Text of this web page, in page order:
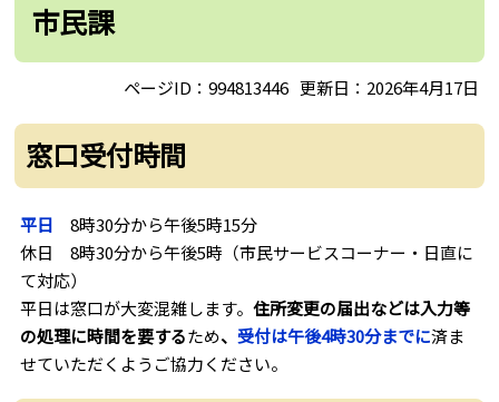
で
市民課
ページID：994813446 更新日：2026年4月17日
窓口受付時間
平日 8時30分から午後5時15分
休日 8時30分から午後5時（市民サービスコーナー・日直に
て対応）
平日は窓口が大変混雑します。住所変更の届出などは入力等
の処理に時間を要するため、 受付は午後4時30分までに済ま
せていただくようご協力ください。